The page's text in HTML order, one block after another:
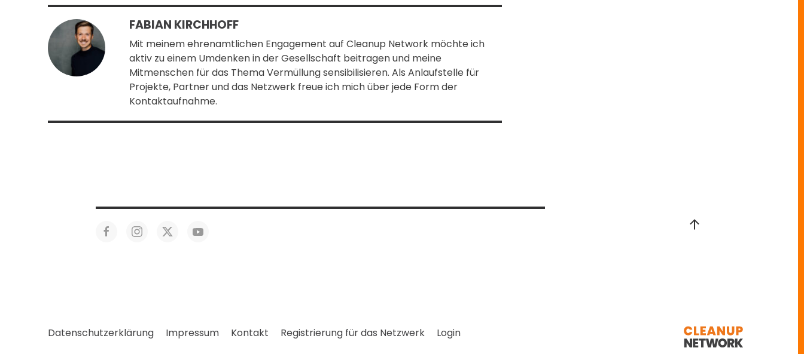
FABIAN KIRCHHOFF
Mit meinem ehrenamtlichen Engagement auf Cleanup Network möchte ich
aktiv zu einem Umdenken in der Gesellschaft beitragen und meine
Mitmenschen für das Thema Vermüllung sensibilisieren. Als Anlaufstelle für
Projekte, Partner und das Netzwerk freue ich mich über jede Form der
Kontaktaufnahme.
Datenschutzerklärung Impressum Kontakt Registrierung für das Netzwerk Login